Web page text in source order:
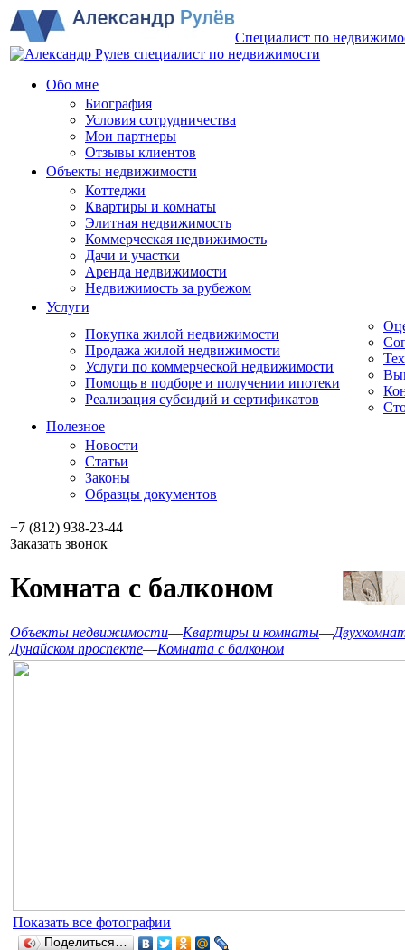
Специалист по
Обо мне
Биография
Условия сотрудничества
Мои партнеры
Отзывы клиентов
Объекты недвижимости
Коттеджи
Квартиры и комнаты
Элитная недвижимость
Коммерческая недвижимость
Дачи и участки
Аренда недвижимости
Недвижимость за рубежом
Услуги
Покупка жилой недвижимости
Продажа жилой недвижимости
Услуги по коммерческой недвижимости
Помощь в подборе и получении ипотеки
Реализация субсидий и сертификатов
Полезное
Новости
Статьи
Законы
Образцы документов
+7 (812) 938-23-44
Заказать звонок
Комната с балконом
Объекты недвижимости—Квартиры и комнаты—
Дунайском проспекте—Комната с балконом
Показать все фотографии
Поделиться…